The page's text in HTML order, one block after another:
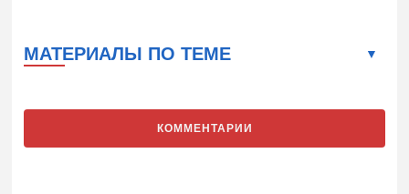
МАТЕРИАЛЫ ПО ТЕМЕ
КОММЕНТАРИИ